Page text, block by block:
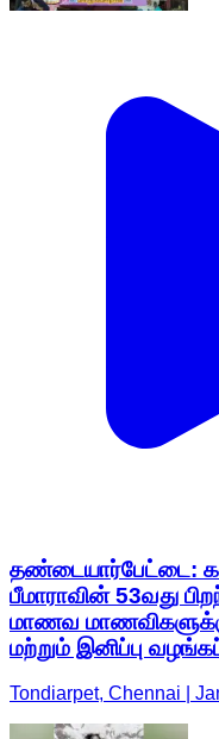
தண்டையார்பேட்டை:
பீமாராவின் 53வது
மாணவ
மற்றும் இனிப்பு
Tondiarpet, Chennai |